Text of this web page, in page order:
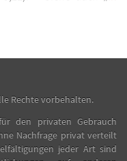
Rechte vorbehalten.
den privaten Gebrauch
Nachfrage privat verteilt
jeder Art sind